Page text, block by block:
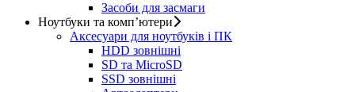
Засоби для засмаги
Ноутбуки та комп’ютери
Аксесуари для ноутбуків і ПК
HDD зовнішні
SD та MicroSD
SSD зовнішні